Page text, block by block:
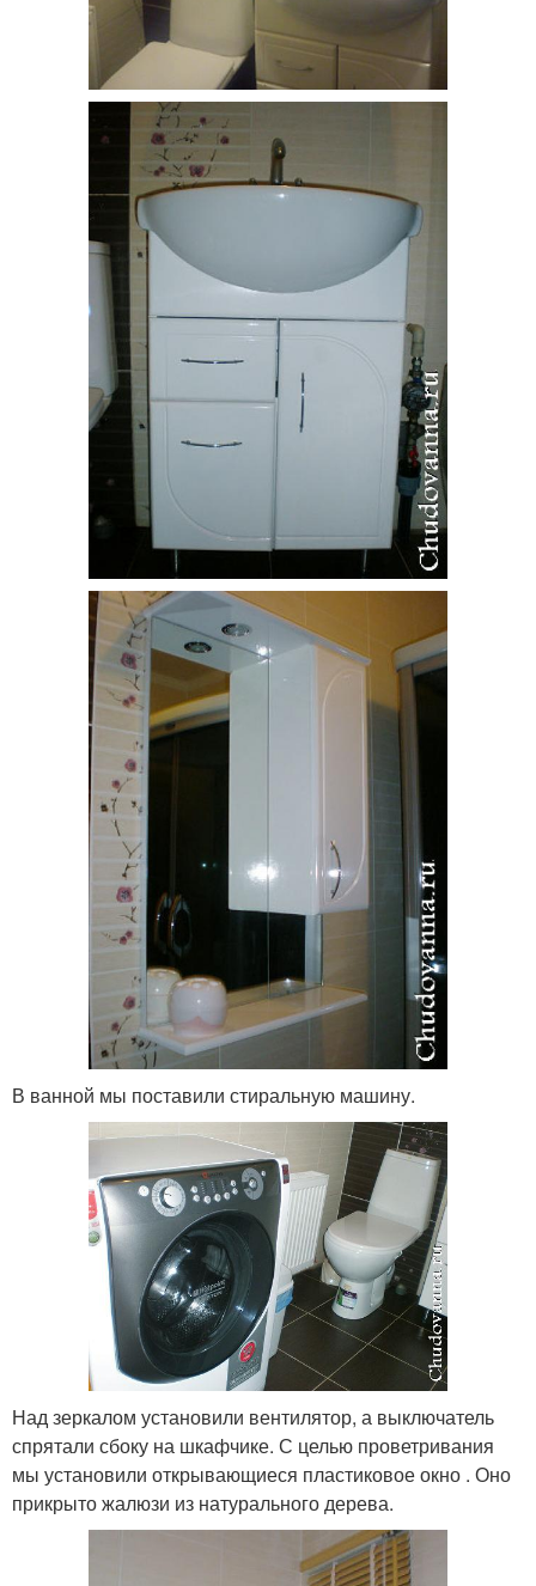
В ванной мы поставили стиральную машину.
Над зеркалом установили вентилятор, а выключатель
спрятали сбоку на шкафчике. С целью проветривания
мы установили открывающиеся пластиковое окно . Оно
прикрыто жалюзи из натурального дерева.